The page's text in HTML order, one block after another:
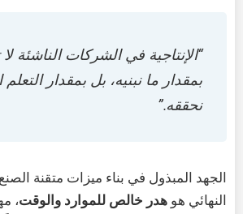
“الإنتاجية في الشركات الناشئة
بمقدار ما نبنيه، بل بمقدار
نحققه.”
الجهد المبذول في بناء ميزات متقنة
النهائي هو هدر خالص للموارد والوقت،